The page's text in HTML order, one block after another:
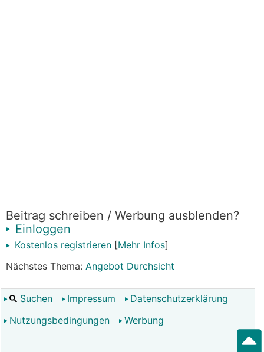
Beitrag schreiben / Werbung ausblenden?
Einloggen
Kostenlos registrieren [Mehr Infos]
Nächstes Thema: Angebot Durchsicht
Suchen Impressum
Datenschutzerklärung
Nutzungsbedingungen
Werbung